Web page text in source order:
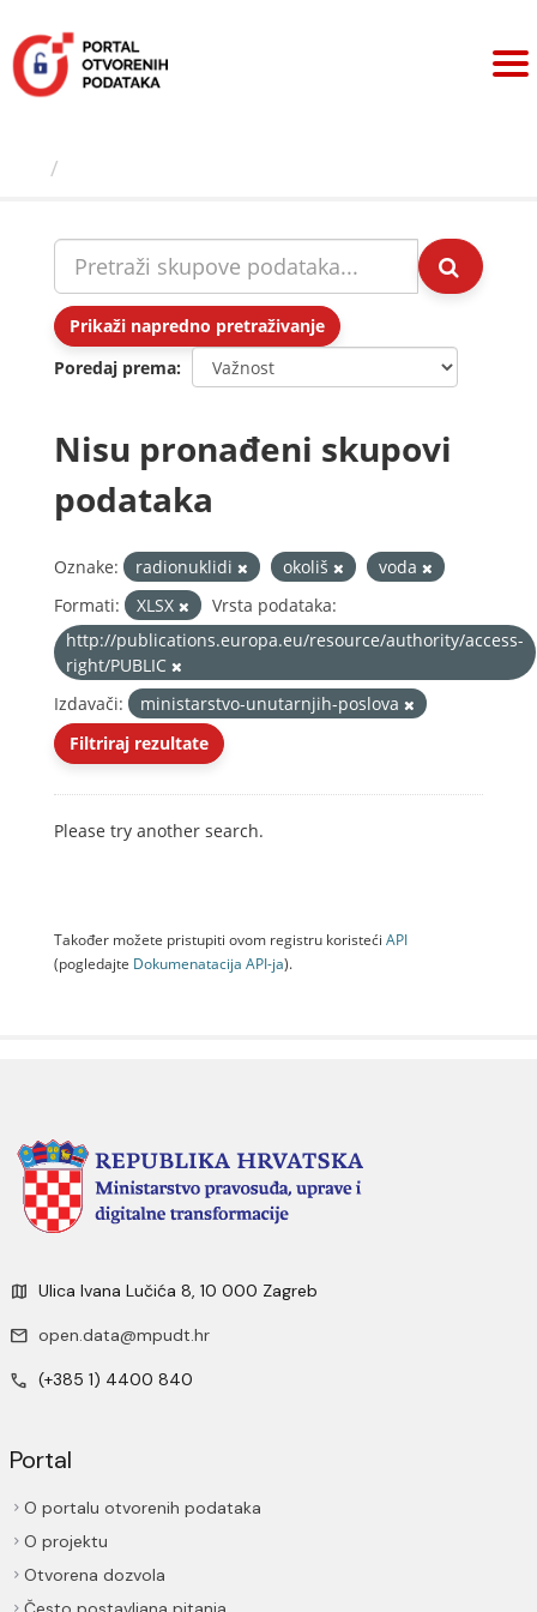
sadržaj
Prikaži napredno pretraživanje
Poredaj prema
Nisu pronađeni skupovi
podataka
Oznake: radionuklidi okoliš
voda
Formati:
XLSX
Vrsta podataka:
http://publications.europa.eu/resource/authority/access-
right/PUBLIC
Izdavači:
ministarstvo-unutarnjih-poslova
Filtriraj rezultate
Please try another search.
Također možete pristupiti ovom registru koristeći API
(pogledajte Dokumenаtаcijа API-jа).